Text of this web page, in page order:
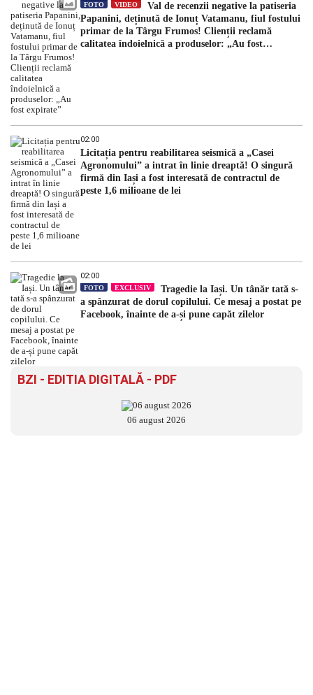
FOTO VIDEO
Val de recenzii negative la patiseria
Papanini, deținută de Ionuț Vatamanu, fiul fostului
primar de la Târgu Frumos! Clienții reclamă
calitatea îndoielnică a produselor: „Au fost
02:00
Licitația pentru reabilitarea seismică a „Casei
Agronomului” a intrat în linie dreaptă! O singură
firmă din Iași a fost interesată de contractul de
peste 1,6 milioane de lei
02:00
FOTO EXCLUSIV
Tragedie la Iași. Un tânăr tată s-
a spânzurat de dorul copilului. Ce mesaj a postat pe
Facebook, înainte de a-și pune capăt zilelor
BZI - EDITIA DIGITALĂ - PDF
06 august 2026